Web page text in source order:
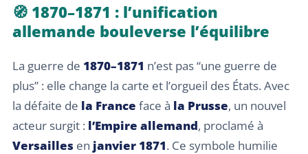
🧭 1870–1871 : l’unification
allemande bouleverse l’équilibre
La guerre de 1870–1871 n’est pas “une guerre de
plus” : elle change la carte et l’orgueil des États. Avec
la défaite de la France face à la Prusse, un nouvel
acteur surgit : l’Empire allemand, proclamé à
Versailles en janvier 1871. Ce symbole humilie